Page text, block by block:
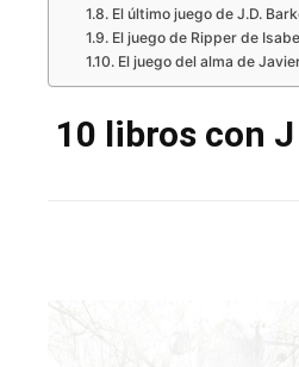
El último juego de J.D.
El juego de Ripper de
El juego del alma de
10 libros con